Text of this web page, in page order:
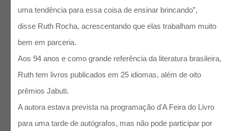
uma tendência para essa coisa de ensinar brincando”,
disse Ruth Rocha, acrescentando que elas trabalham muito
bem em parceria.
Aos 94 anos e como grande referência da literatura brasileira,
Ruth tem livros publicados em 25 idiomas, além de oito
prêmios Jabuti.
A autora estava prevista na programação d'A Feira do Livro
para uma tarde de autógrafos, mas não pode participar por